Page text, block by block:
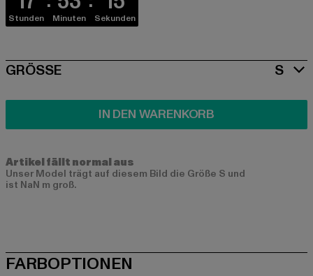
Stunden Minuten Sekunden
SIZE
GRÖSSE S
IN DEN WARENKORB
Artikel fällt normal aus
Unser Model trägt auf diesem Bild die Größe S und
ist NaN m groß.
FARBOPTIONEN